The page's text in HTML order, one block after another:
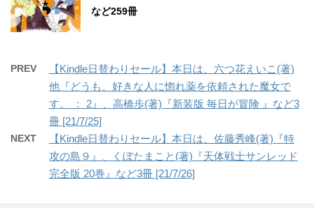
など259冊
PREV
【Kindle日替わりセール】本日は、六つ花えいこ(著)
他『どうも、好きな人に惚れ薬を依頼された魔女で
す。 ： 2』、高橋歩(著)『新装版 毎日が冒険 』など3
冊 [21/7/25]
NEXT
【Kindle日替わりセール】本日は、佐藤秀峰(著)『特
攻の島９』、くぼたまこと(著)『天体戦士サンレッド
完全版 20巻』など3冊 [21/7/26]